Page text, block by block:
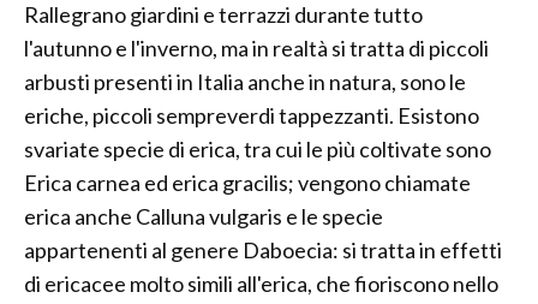
Rallegrano giardini e terrazzi durante tutto
l'autunno e l'inverno, ma in realtà si tratta di piccoli
arbusti presenti in Italia anche in natura, sono le
eriche, piccoli sempreverdi tappezzanti. Esistono
svariate specie di erica, tra cui le più coltivate sono
Erica carnea ed erica gracilis; vengono chiamate
erica anche Calluna vulgaris e le specie
appartenenti al genere Daboecia: si tratta in effetti
di ericacee molto simili all'erica, che fioriscono nello